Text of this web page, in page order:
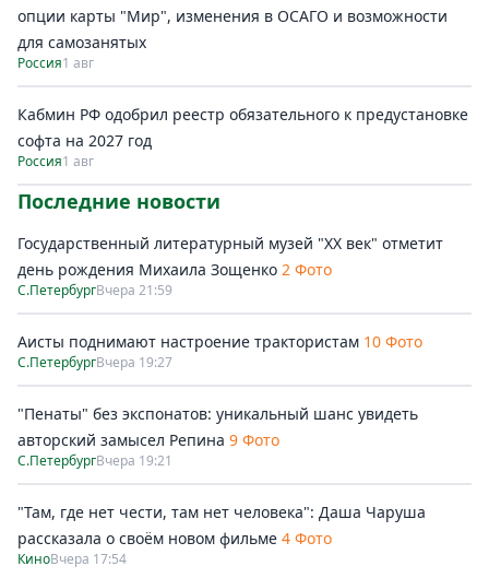
опции карты "Мир", изменения в ОСАГО и возможности
для самозанятых
Россия1 авг
Кабмин РФ одобрил реестр обязательного к предустановке
софта на 2027 год
Россия1 авг
Последние новости
Государственный литературный музей "ХХ век" отметит
день рождения Михаила Зощенко 2 Фото
С.ПетербургВчера 21:59
Аисты поднимают настроение трактористам 10 Фото
С.ПетербургВчера 19:27
"Пенаты" без экспонатов: уникальный шанс увидеть
авторский замысел Репина 9 Фото
С.ПетербургВчера 19:21
"Там, где нет чести, там нет человека": Даша Чаруша
рассказала о своём новом фильме 4 Фото
КиноВчера 17:54